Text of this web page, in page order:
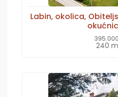
Labin, okolica,
240